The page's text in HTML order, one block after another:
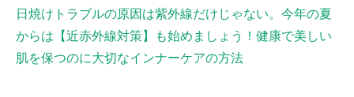
日焼けトラブルの原因は紫外線だけじゃない。今年の夏
からは【近赤外線対策】も始めましょう！健康で美しい
肌を保つのに大切なインナーケアの方法